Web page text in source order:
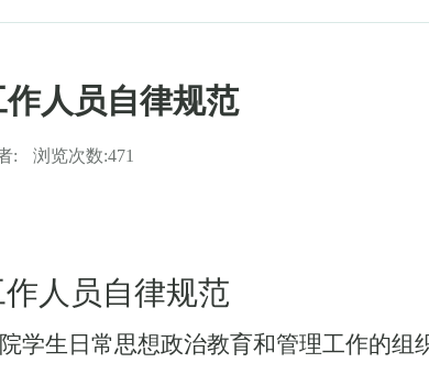
人员自律规范
: 浏览次数:471
人员自律规范
学生日常思想政治教育和管理工作的组